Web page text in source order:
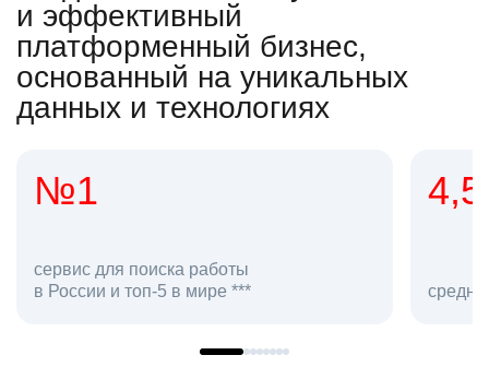
и эффективный
платформенный бизнес,
основанный на уникальных
данных и технологиях
средняя оценка hh.ru как работодателя **